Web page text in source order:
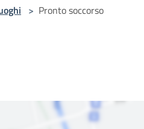
> Pronto soccorso